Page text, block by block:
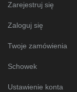
Zarejestruj się
Zaloguj się
Twoje zamówienia
Schowek
Ustawienie konta